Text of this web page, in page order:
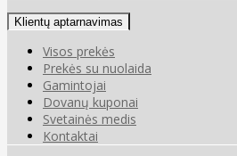
Klientų aptarnavimas
Visos prekės
Prekės su nuolaida
Gamintojai
Dovanų kuponai
Svetainės medis
Kontaktai